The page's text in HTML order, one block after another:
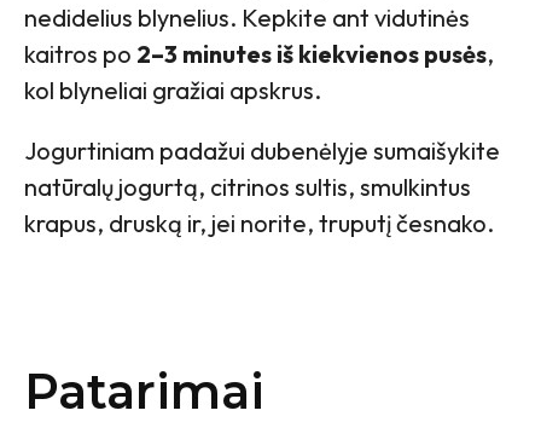
nedidelius blynelius. Kepkite ant vidutinės
kaitros po 2–3 minutes iš kiekvienos pusės,
kol blyneliai gražiai apskrus.
Jogurtiniam padažui dubenėlyje sumaišykite
natūralų jogurtą, citrinos sultis, smulkintus
krapus, druską ir, jei norite, truputį česnako.
Patarimai